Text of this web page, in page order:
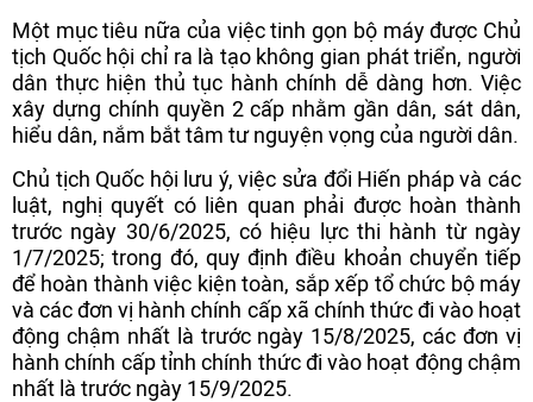
Một mục tiêu nữa của việc tinh gọn bộ máy được Chủ
tịch Quốc hội chỉ ra là tạo không gian phát triển, người
dân thực hiện thủ tục hành chính dễ dàng hơn. Việc
xây dựng chính quyền 2 cấp nhằm gần dân, sát dân,
hiểu dân, nắm bắt tâm tư nguyện vọng của người dân.
Chủ tịch Quốc hội lưu ý, việc sửa đổi Hiến pháp và các
luật, nghị quyết có liên quan phải được hoàn thành
trước ngày 30/6/2025, có hiệu lực thi hành từ ngày
1/7/2025; trong đó, quy định điều khoản chuyển tiếp
để hoàn thành việc kiện toàn, sắp xếp tổ chức bộ máy
và các đơn vị hành chính cấp xã chính thức đi vào hoạt
động chậm nhất là trước ngày 15/8/2025, các đơn vị
hành chính cấp tỉnh chính thức đi vào hoạt động chậm
nhất là trước ngày 15/9/2025.